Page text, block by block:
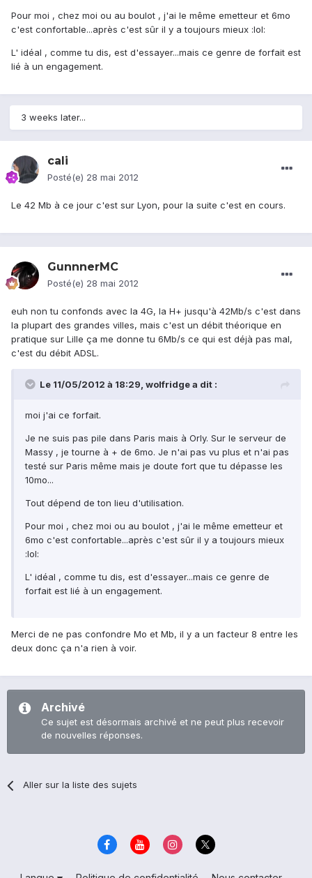
Pour moi , chez moi ou au boulot , j'ai le même emetteur et 6mo
c'est confortable...après c'est sûr il y a toujours mieux :lol:
L' idéal , comme tu dis, est d'essayer...mais ce genre de forfait est
lié à un engagement.
3 weeks later...
cali
Posté(e) 28 mai 2012
Le 42 Mb à ce jour c'est sur Lyon, pour la suite c'est en cours.
GunnnerMC
Posté(e) 28 mai 2012
euh non tu confonds avec la 4G, la H+ jusqu'à 42Mb/s c'est dans
la plupart des grandes villes, mais c'est un débit théorique en
pratique sur Lille ça me donne tu 6Mb/s ce qui est déjà pas mal,
c'est du débit ADSL.
Le 11/05/2012 à 18:29, wolfridge a dit :
moi j'ai ce forfait.
Je ne suis pas pile dans Paris mais à Orly. Sur le serveur de
Massy , je tourne à + de 6mo. Je n'ai pas vu plus et n'ai pas
testé sur Paris même mais je doute fort que tu dépasse les
10mo...
Tout dépend de ton lieu d'utilisation.
Pour moi , chez moi ou au boulot , j'ai le même emetteur et
6mo c'est confortable...après c'est sûr il y a toujours mieux
:lol:
L' idéal , comme tu dis, est d'essayer...mais ce genre de
forfait est lié à un engagement.
Merci de ne pas confondre Mo et Mb, il y a un facteur 8 entre les
deux donc ça n'a rien à voir.
Archivé
Ce sujet est désormais archivé et ne peut plus recevoir
de nouvelles réponses.
Aller sur la liste des sujets